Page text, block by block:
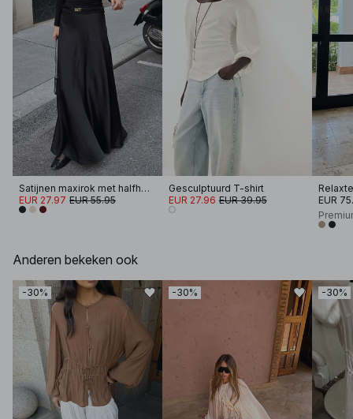
Satijnen maxirok met halfhoge taille
EUR 27.97 EUR 55.95
Gesculptuurd T-shirt
EUR 27.96 EUR 39.95
EUR
Anderen bekeken ook
-30% -30% -30%